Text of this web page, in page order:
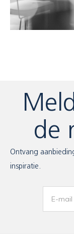
de
Ontvang
inspiratie.